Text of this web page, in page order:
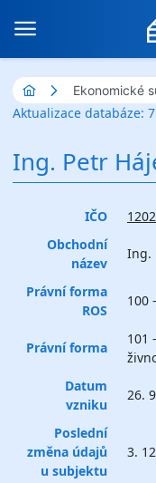
Ekonomické
Aktualizace databáze:
Ing. Petr
IČO
Obchodní
název
Ing.
Právní forma
ROS
100
Právní forma
101
Datum
vzniku
26.
Poslední
změna údajů
u subjektu
3.